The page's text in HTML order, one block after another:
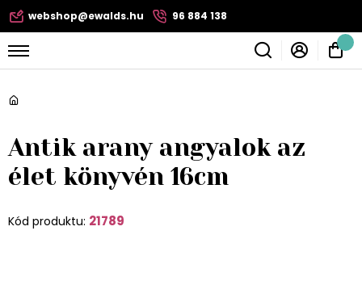
webshop@ewalds.hu 96 884 138
Antik arany angyalok az
élet könyvén 16cm
Kód produktu: 21789